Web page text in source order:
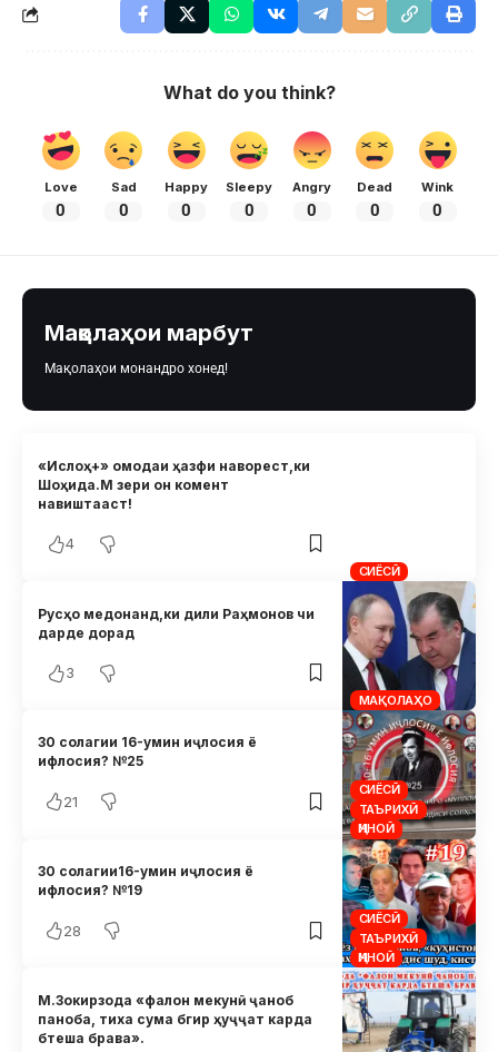
What do you think?
Love
0
Sad
0
Happy
0
Sleepy
0
Angry
0
Dead
0
Wink
0
Мақолаҳои марбут
Мақолаҳои монандро хонед!
СИЁСӢ
«Ислоҳ+» омодаи ҳазфи наворест,ки
Шоҳида.М зери он комент
навиштааст!
4
МАҚОЛАҲО
Русҳо медонанд,ки дили Раҳмонов чи
дарде дорад
3
СИЁСӢ
ТАЪРИХӢ
ҶИНОӢ
30 солагии 16-умин иҷлосия ё
ифлосия? №25
21
СИЁСӢ
ТАЪРИХӢ
ҶИНОӢ
30 солагии16-умин иҷлосия ё
ифлосия? №19
28
М.Зокирзода «фалон мекунӣ ҷаноб
паноба, тиха сума бгир ҳуҷҷат карда
бтеша брава».